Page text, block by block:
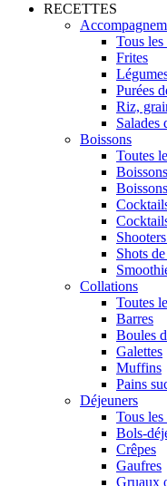
RECETTES
Tous les
Frites
Purées
Riz,
Salades
Boissons
Toutes
Shots
Collations
Toutes
Barres
Boules
Galettes
Muffins
Pains
Déjeuners
Tous les
Bols-
Crêpes
Gaufres
Gruaux